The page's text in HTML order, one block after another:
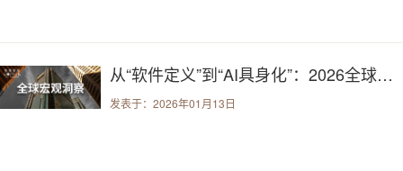
从“软件定义”到“AI具身化”：2026全球科技周期的结构跃迁
发表于：2026年01月13日